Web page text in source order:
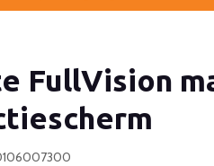
FullVision